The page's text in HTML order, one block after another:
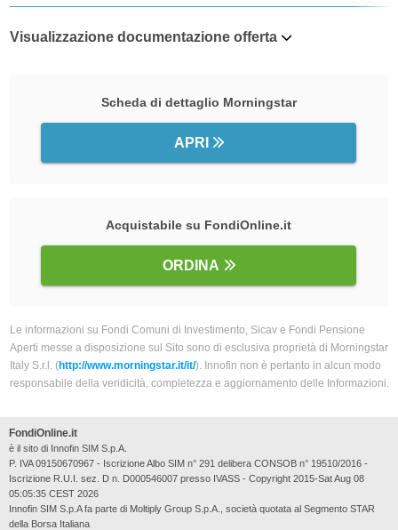
Visualizzazione documentazione offerta
Scheda di dettaglio Morningstar
APRI
Acquistabile su FondiOnline.it
ORDINA
Le informazioni su Fondi Comuni di Investimento, Sicav e Fondi Pensione
Aperti messe a disposizione sul Sito sono di esclusiva proprietà di Morningstar
Italy S.r.l. (http://www.morningstar.it/it/). Innofin non è pertanto in alcun modo
responsabile della veridicità, completezza e aggiornamento delle Informazioni.
FondiOnline.it
è il sito di Innofin SIM S.p.A.
P. IVA 09150670967 - Iscrizione Albo SIM n° 291 delibera CONSOB n° 19510/2016 -
Iscrizione R.U.I. sez. D n. D000546007 presso IVASS - Copyright 2015-Sat Aug 08
05:05:35 CEST 2026
Innofin SIM S.p.A fa parte di Moltiply Group S.p.A., società quotata al Segmento STAR
della Borsa Italiana